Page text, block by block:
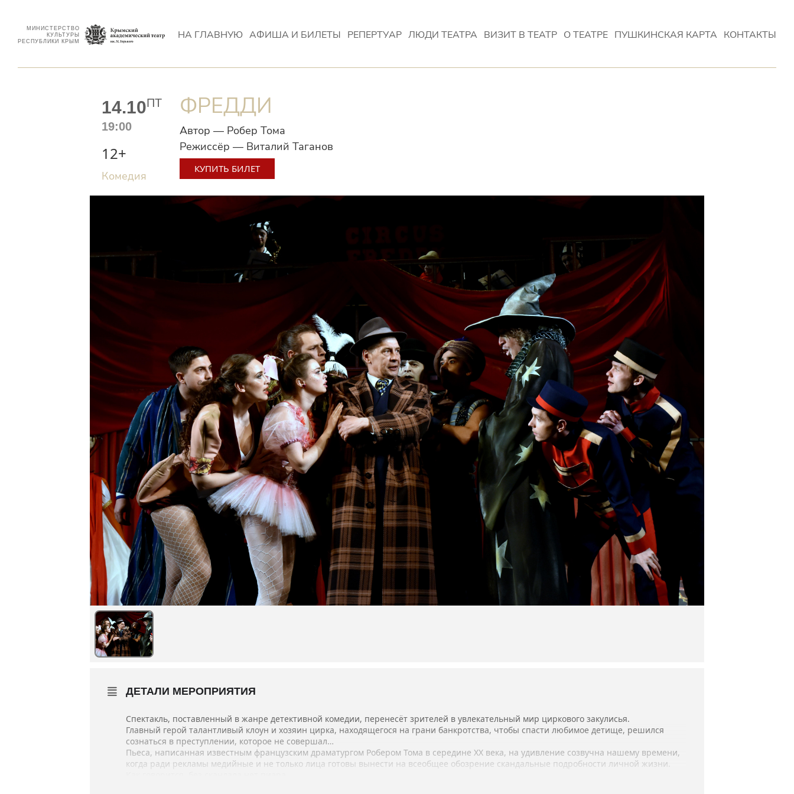
МИНИСТЕРСТВО
КУЛЬТУРЫ
РЕСПУБЛИКИ КРЫМ
НА ГЛАВНУЮ АФИША И БИЛЕТЫ РЕПЕРТУАР ЛЮДИ ТЕАТРА ВИЗИТ В ТЕАТР О ТЕАТРЕ ПУШКИНСКАЯ КАРТА КОНТАКТЫ
14.10ПТ
19:00
12+
КУПИТЬ БИЛЕТ
Автор — Робер Тома
Режиссёр — Виталий Таганов
ФРЕДДИ
Комедия
ДЕТАЛИ МЕРОПРИЯТИЯ
Спектакль, поставленный в жанре детективной комедии, перенесёт зрителей в увлекательный мир циркового закулисья.
Главный герой талантливый клоун и хозяин цирка, находящегося на грани банкротства, чтобы спасти любимое детище, решился
сознаться в преступлении, которое не совершал…
Пьеса, написанная известным французским драматургом Робером Тома в середине ХХ века, на удивление созвучна нашему времени,
когда ради рекламы медийные и не только лица готовы вынести на всеобщее обозрение скандальные подробности личной жизни.